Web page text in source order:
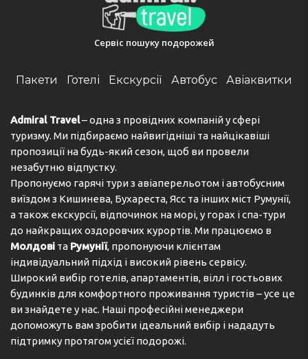
Сервіс пошуку подорожей
Пакети Готелі Екскурсії Автобус Авіаквитки
Admiral Travel– одна з провідних компаній у сфері
туризму. Ми підбираємо найвигідніші та найцікавіші
пропозиції на будь-який сезон, щоб ви провели
незабутню відпустку.
Пропонуємо гарячі тури з авіаперельотом і автобусним
виїздом з Кишинева, Бухареста, Ясс та інших міст Румунії,
а також екскурсії, відпочинок на морі, у горах і спа-тури
до найкращих оздоровчих курортів. Ми працюємо в
Молдові та Румунії, пропонуючи клієнтам
індивідуальний підхід і високий рівень сервісу.
Широкий вибір готелів, апартаментів, вілл і гостьових
будинків для комфортного проживання туристів – усе це
ви знайдете у нас. Наші професійні менеджери
допоможуть вам зробити ідеальний вибір і нададуть
підтримку протягом усієї подорожі.